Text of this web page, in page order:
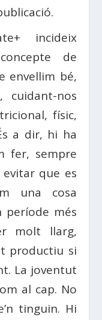
incideix
de
envellim bé,
cuidant-nos
físic,
a dir, hi ha
fer, sempre
que es
una cosa
període més
molt llarg,
productiu si
La joventut
al cap. No
tinguin. Hi